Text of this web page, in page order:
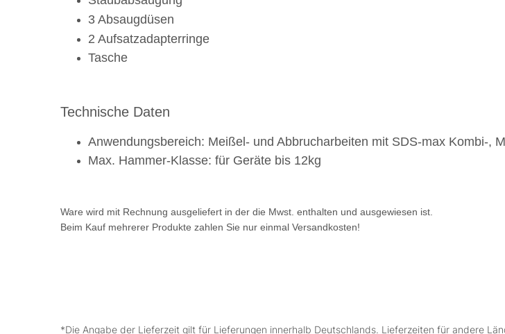
3 Absaugdüsen
2 Aufsatzadapterringe
Tasche
Technische Daten
Anwendungsbereich: Meißel- und Abbrucharbeiten mit SDS-max Kombi-,
Max. Hammer-Klasse: für Geräte bis 12kg
Ware wird mit Rechnung ausgeliefert in der die Mwst. enthalten und ausgewiesen ist.
Beim Kauf mehrerer Produkte zahlen Sie nur einmal Versandkosten!
*Die Angabe der Lieferzeit gilt für Lieferungen innerhalb Deutschlands. Lieferzeiten für andere